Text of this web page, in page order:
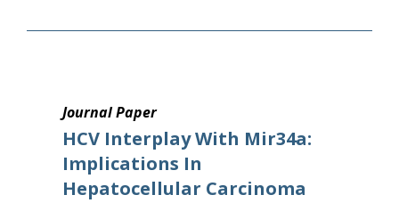
Journal Paper
HCV Interplay With Mir34a:
Implications In
Hepatocellular Carcinoma